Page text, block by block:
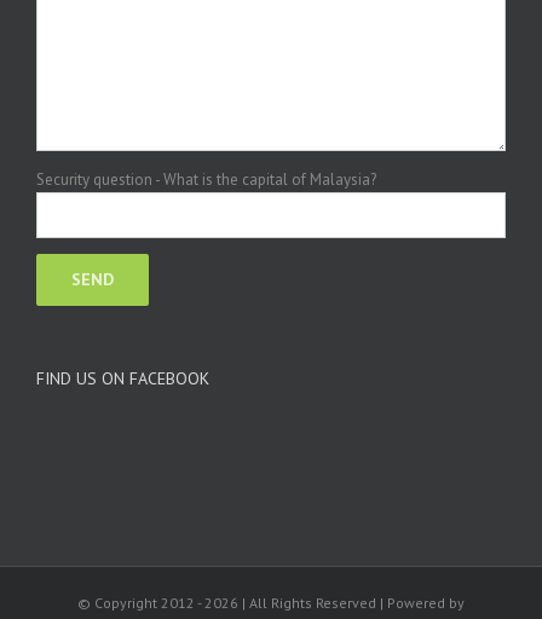
Security question - What is the capital of Malaysia?
FIND US ON FACEBOOK
© Copyright 2012 -2026 | All Rights Reserved | Powered by